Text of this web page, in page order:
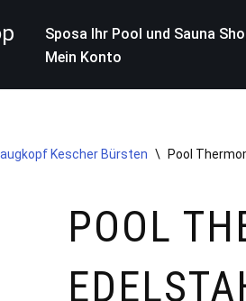
Sposa Ihr Pool und Sauna
Mein Konto
Kescher Bürsten \ Pool
POOL